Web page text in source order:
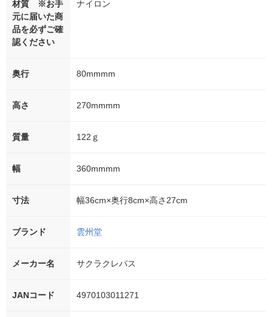
材質 ※お手
元に届いた商
品を必ずご確
認ください
ナイロン
奥行 80mmmm
高さ 270mmmm
質量 122ｇ
幅 360mmmm
寸法 幅36cm×奥行8cm×高さ27cm
ブランド 雲州堂
メーカー名 サクラクレパス
JANコード 4970103011271